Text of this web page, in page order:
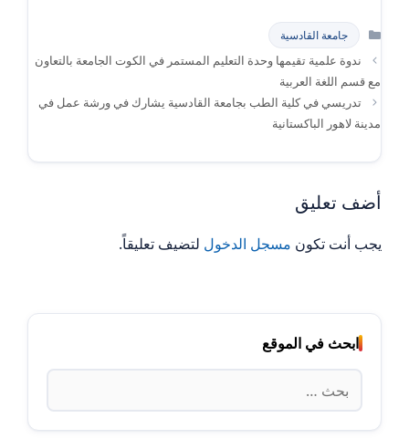
التصنيفات
جامعة القادسية
ندوة علمية تقيمها وحدة التعليم المستمر في الكوت الجامعة بالتعاون
مع قسم اللغة العربية
تدريسي في كلية الطب بجامعة القادسية يشارك في ورشة عمل في
مدينة لاهور الباكستانية
أضف تعليق
يجب أنت تكون مسجل الدخول لتضيف تعليقاً.
ابحث في الموقع
البحث
عن: